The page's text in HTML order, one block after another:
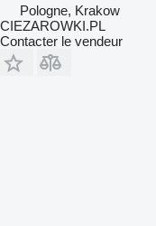
Pologne, Krakow
CIEZAROWKI.PL
Contacter le vendeur